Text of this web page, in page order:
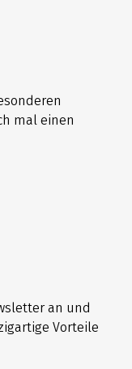
mal einen
an und
Vorteile